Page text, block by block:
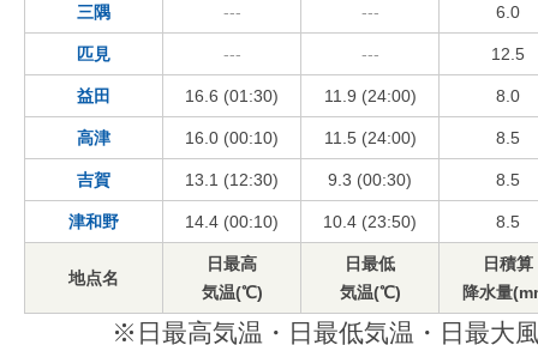
三隅 --- --- 6.0
匹見 --- --- 12.5
益田 16.6 (01:30) 11.9 (24:00) 8.0
高津 16.0 (00:10) 11.5 (24:00) 8.5
吉賀 13.1 (12:30) 9.3 (00:30) 8.5
津和野 14.4 (00:10) 10.4 (23:50) 8.5
地点名
日最高
気温(℃)
日最低
気温(℃)
日積算
降水量
※日最高気温・日最低気温・日最大